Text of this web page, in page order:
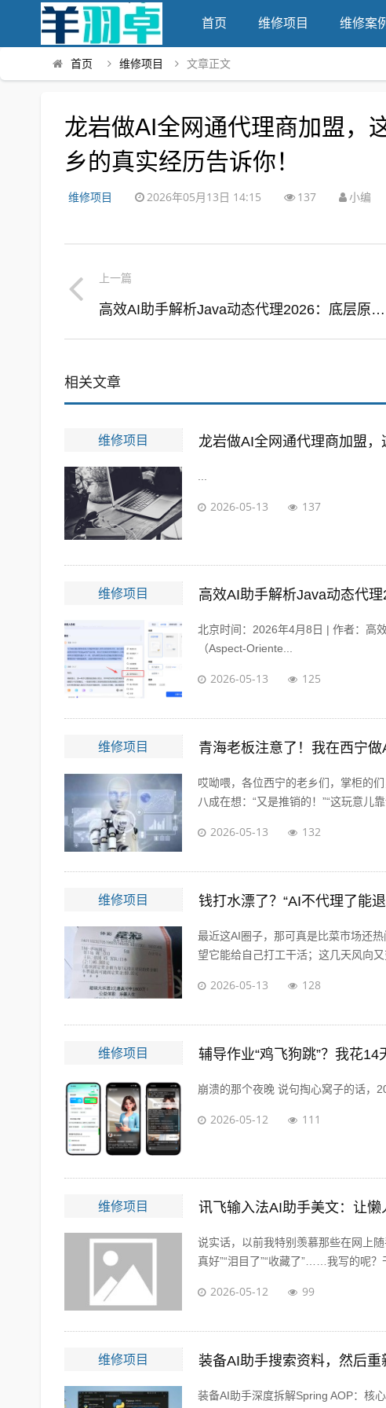
首页 维修项目 维修案例
首页 维修项目 文章正文
龙岩做AI全网通代理商加盟，
乡的真实经历告诉你！
维修项目 2026年05月13日 14:15 137 小编
上一篇
高效AI助手解析Java动态代理2026：底层原理与面试全攻略
相关文章
维修项目 龙岩做AI全网通代理商加盟，
2026-05-13 137
维修项目 高效AI助手解析Java动态代
北京时间：2026年4月8日 | 作者：高
（Aspect-Oriente...
2026-05-13 125
维修项目
哎呦喂，各位西宁的老乡们，掌柜的
八成在想：“又是推销的！”“这玩意儿靠
2026-05-13 132
维修项目 钱打水漂了？“AI不代理了能
最近这AI圈子，那可真是比菜市场还
望它能给自己打工干活；这几天风向又
2026-05-13 128
维修项目 辅导作业“鸡飞狗跳”？我花
崩溃的那个夜晚 说句掏心窝子的话，
2026-05-12 111
维修项目 讯飞输入法AI助手美文：让
说实话，以前我特别羡慕那些在网上
真好”“泪目了”“收藏了”……我写的呢？
2026-05-12 99
维修项目
装备AI助手深度拆解Spring AOP：核